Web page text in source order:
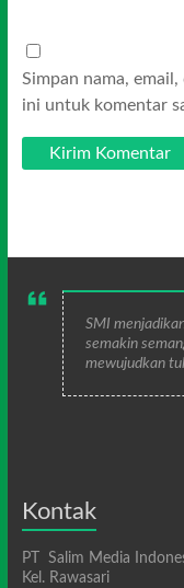
Simpan nama,
ini untuk komentar
SMI
semakin
mewujudkan
Kontak
PT Salim Media
Kel. Rawasari